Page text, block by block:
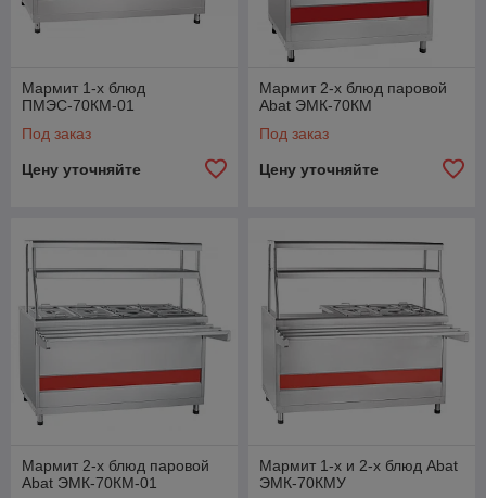
Мармит 1-х блюд
ПМЭС-70КМ-01
Под заказ
Цену уточняйте
Мармит 2-х блюд паровой
Abat ЭМК-70КМ
Под заказ
Цену уточняйте
Мармит 2-х блюд паровой
Abat ЭМК-70КМ-01
Мармит 1-х и 2-х блюд Abat
ЭМК-70КМУ